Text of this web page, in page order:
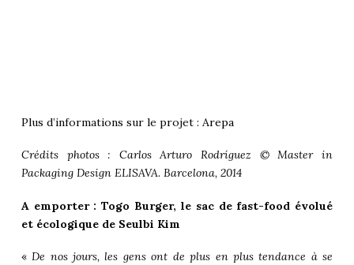
Plus d’informations sur le projet : Arepa
Crédits photos : Carlos Arturo Rodríguez © Master in
Packaging Design ELISAVA. Barcelona, 2014
A emporter : Togo Burger, le sac de fast-food évolué
et écologique de Seulbi Kim
«De nos jours, les gens ont de plus en plus tendance à se